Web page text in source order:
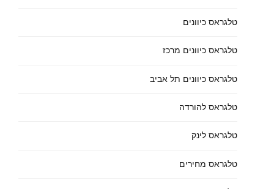
טלגראס כיוונים
טלגראס כיוונים מרכז
טלגראס כיוונים תל אביב
טלגראס להורדה
טלגראס לינק
טלגראס מחירים